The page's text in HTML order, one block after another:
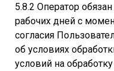
5.8.2 Оператор
рабочих дней с
согласия
об условиях
условий на